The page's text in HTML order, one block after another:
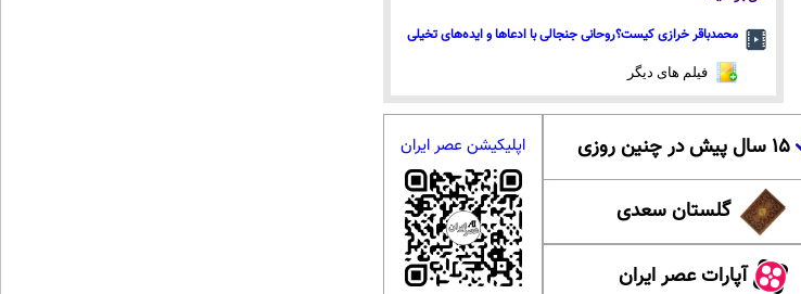
محمدباقر خرازی کیست؟روحانی جنجالی با ادعاها و ایده‌های تخیلی
فیلم های دیگر
۱۵ سال پیش در چنین روزی
گلستان سعدی
آپارات عصر ایران
اپلیکیشن عصر ایران